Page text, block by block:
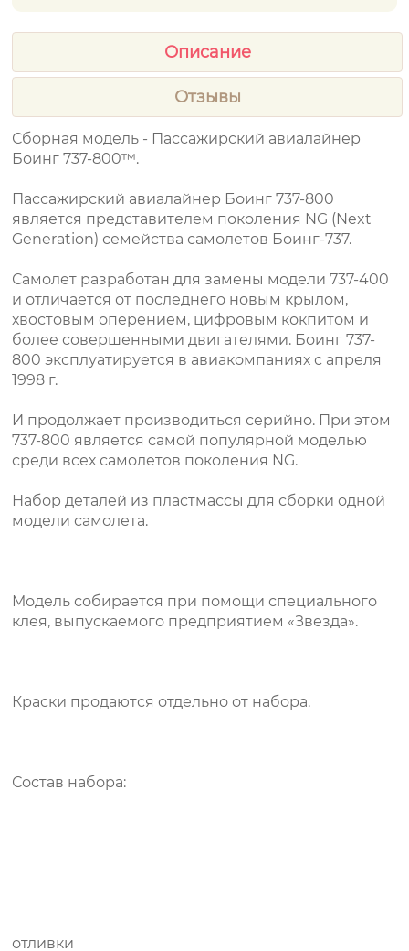
Описание
Отзывы
Сборная модель - Пассажирский авиалайнер
Боинг 737-800™.
Пассажирский авиалайнер Боинг 737-800
является представителем поколения NG (Next
Generation) семейства самолетов Боинг-737.
Самолет разработан для замены модели 737-400
и отличается от последнего новым крылом,
хвостовым оперением, цифровым кокпитом и
более совершенными двигателями. Боинг 737-
800 эксплуатируется в авиакомпаниях с апреля
1998 г.
И продолжает производиться серийно. При этом
737-800 является самой популярной моделью
среди всех самолетов поколения NG.
Набор деталей из пластмассы для сборки одной
модели самолета.
Модель собирается при помощи специального
клея, выпускаемого предприятием «Звезда».
Краски продаются отдельно от набора.
Состав набора:
отливки